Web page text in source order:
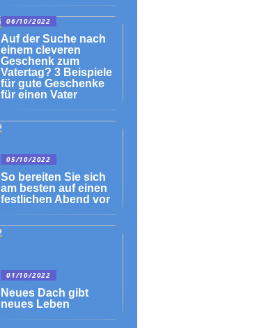
06/10/2022
Auf der Suche nach
einem cleveren
Geschenk zum
Vatertag? 3 Beispiele
für gute Geschenke
für einen Vater
05/10/2022
So bereiten Sie sich
am besten auf einen
festlichen Abend vor
01/10/2022
Neues Dach gibt
neues Leben